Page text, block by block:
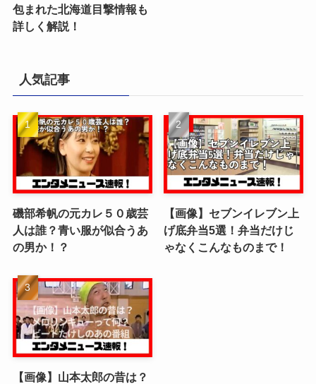
包まれた北海道目撃情報も
詳しく解説！
人気記事
磯部希帆の元カレ５０歳芸
人は誰？青い服が似合うあ
の男か！？
【画像】セブンイレブン上
げ底弁当5選！弁当だけじ
ゃなくこんなものまで！
【画像】山本太郎の昔は？